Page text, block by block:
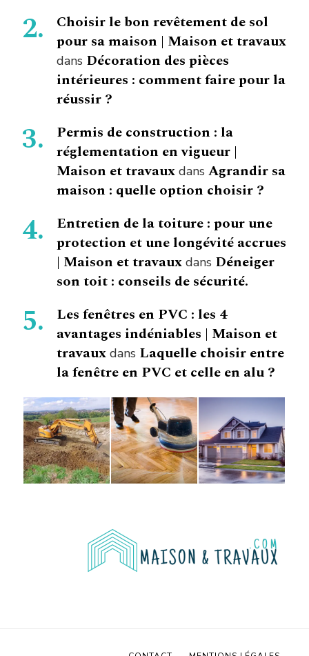
Choisir le bon revêtement de sol
pour sa maison | Maison et travaux
dans Décoration des pièces
intérieures : comment faire pour la
réussir ?
Permis de construction : la
réglementation en vigueur |
Maison et travaux dans Agrandir sa
maison : quelle option choisir ?
Entretien de la toiture : pour une
protection et une longévité accrues
| Maison et travaux dans Déneiger
son toit : conseils de sécurité.
Les fenêtres en PVC : les 4
avantages indéniables | Maison et
travaux dans Laquelle choisir entre
la fenêtre en PVC et celle en alu ?